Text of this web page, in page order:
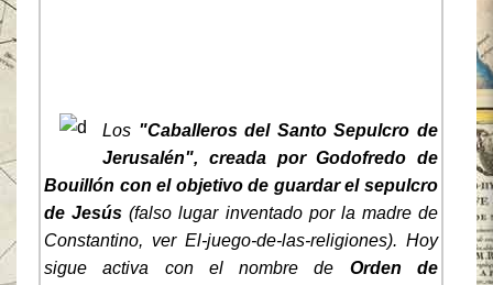
Los "Caballeros del Santo Sepulcro de
Jerusalén",
creada por Godofredo de
Bouillón con el objetivo de guardar el sepulcro
de Jesús(falso lugar inventado por la madre de
Constantino, ver El-juego-de-las-religiones). Hoy
sigue activa con el nombre de Orden de